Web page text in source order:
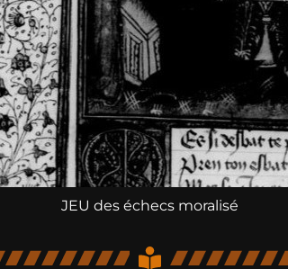
JEU des échecs moralisé